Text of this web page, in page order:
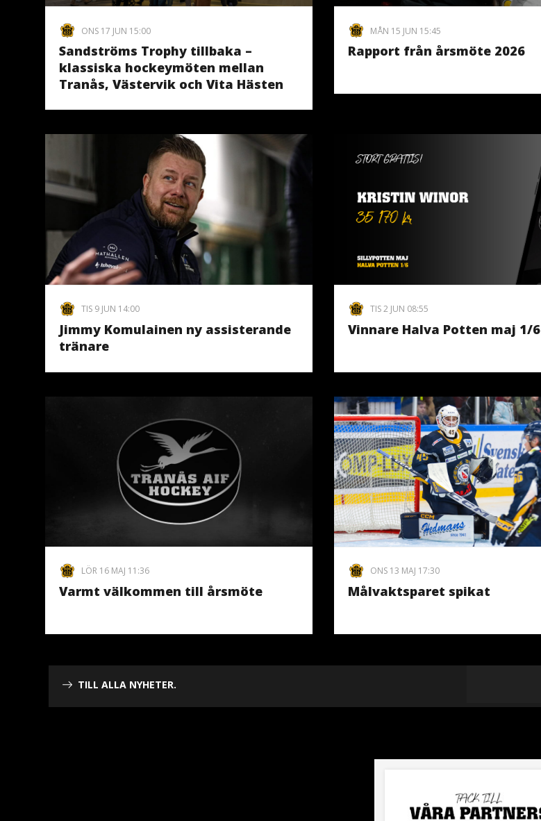
ONS 17 JUN 15:00
Sandströms Trophy tillbaka –
klassiska hockeymöten mellan
Tranås, Västervik och Vita Hästen
MÅN 15 JUN 15:45
Rapport från årsmöte 2026
TIS 9 JUN 14:00
Jimmy Komulainen ny assisterande
tränare
TIS 2 JUN 08:55
Vinnare Halva Potten maj 1/6
LÖR 16 MAJ 11:36
Varmt välkommen till årsmöte
ONS 13 MAJ 17:30
Målvaktsparet spikat
TILL ALLA NYHETER.